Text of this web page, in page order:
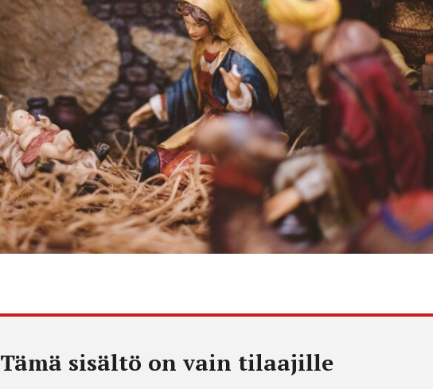
Tämä sisältö on vain tilaajille